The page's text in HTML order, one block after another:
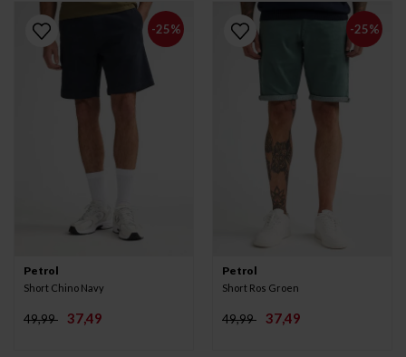
-25%
Petrol
Short Chino Navy
49,99 37,49
-25%
Petrol
Short Ros Groen
49,99 37,49